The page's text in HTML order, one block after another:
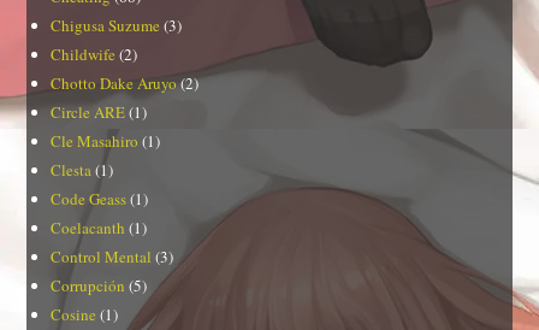
Chigusa Suzume (3)
Childwife (2)
Chotto Dake Aruyo(2)
Circle ARE(1)
Cle Masahiro (1)
Clesta (1)
Code Geass(1)
Coelacanth (1)
Control Mental (3)
Corrupción (5)
Cosine (1)